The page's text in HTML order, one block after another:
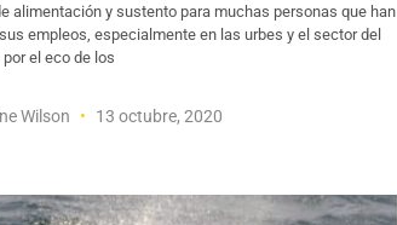
alimentación y sustento para muchas personas que han
empleos, especialmente en las urbes y el sector del
el eco de los
Wilson 13 octubre, 2020